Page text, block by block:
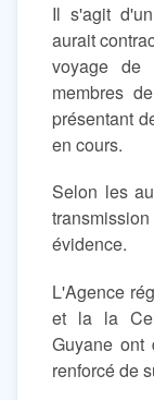
Il s'agit
aurait
voyage de
membres
présentant
en cours.
Selon les
évidence.
L'Agence
et la la
Guyane ont
renforcé de